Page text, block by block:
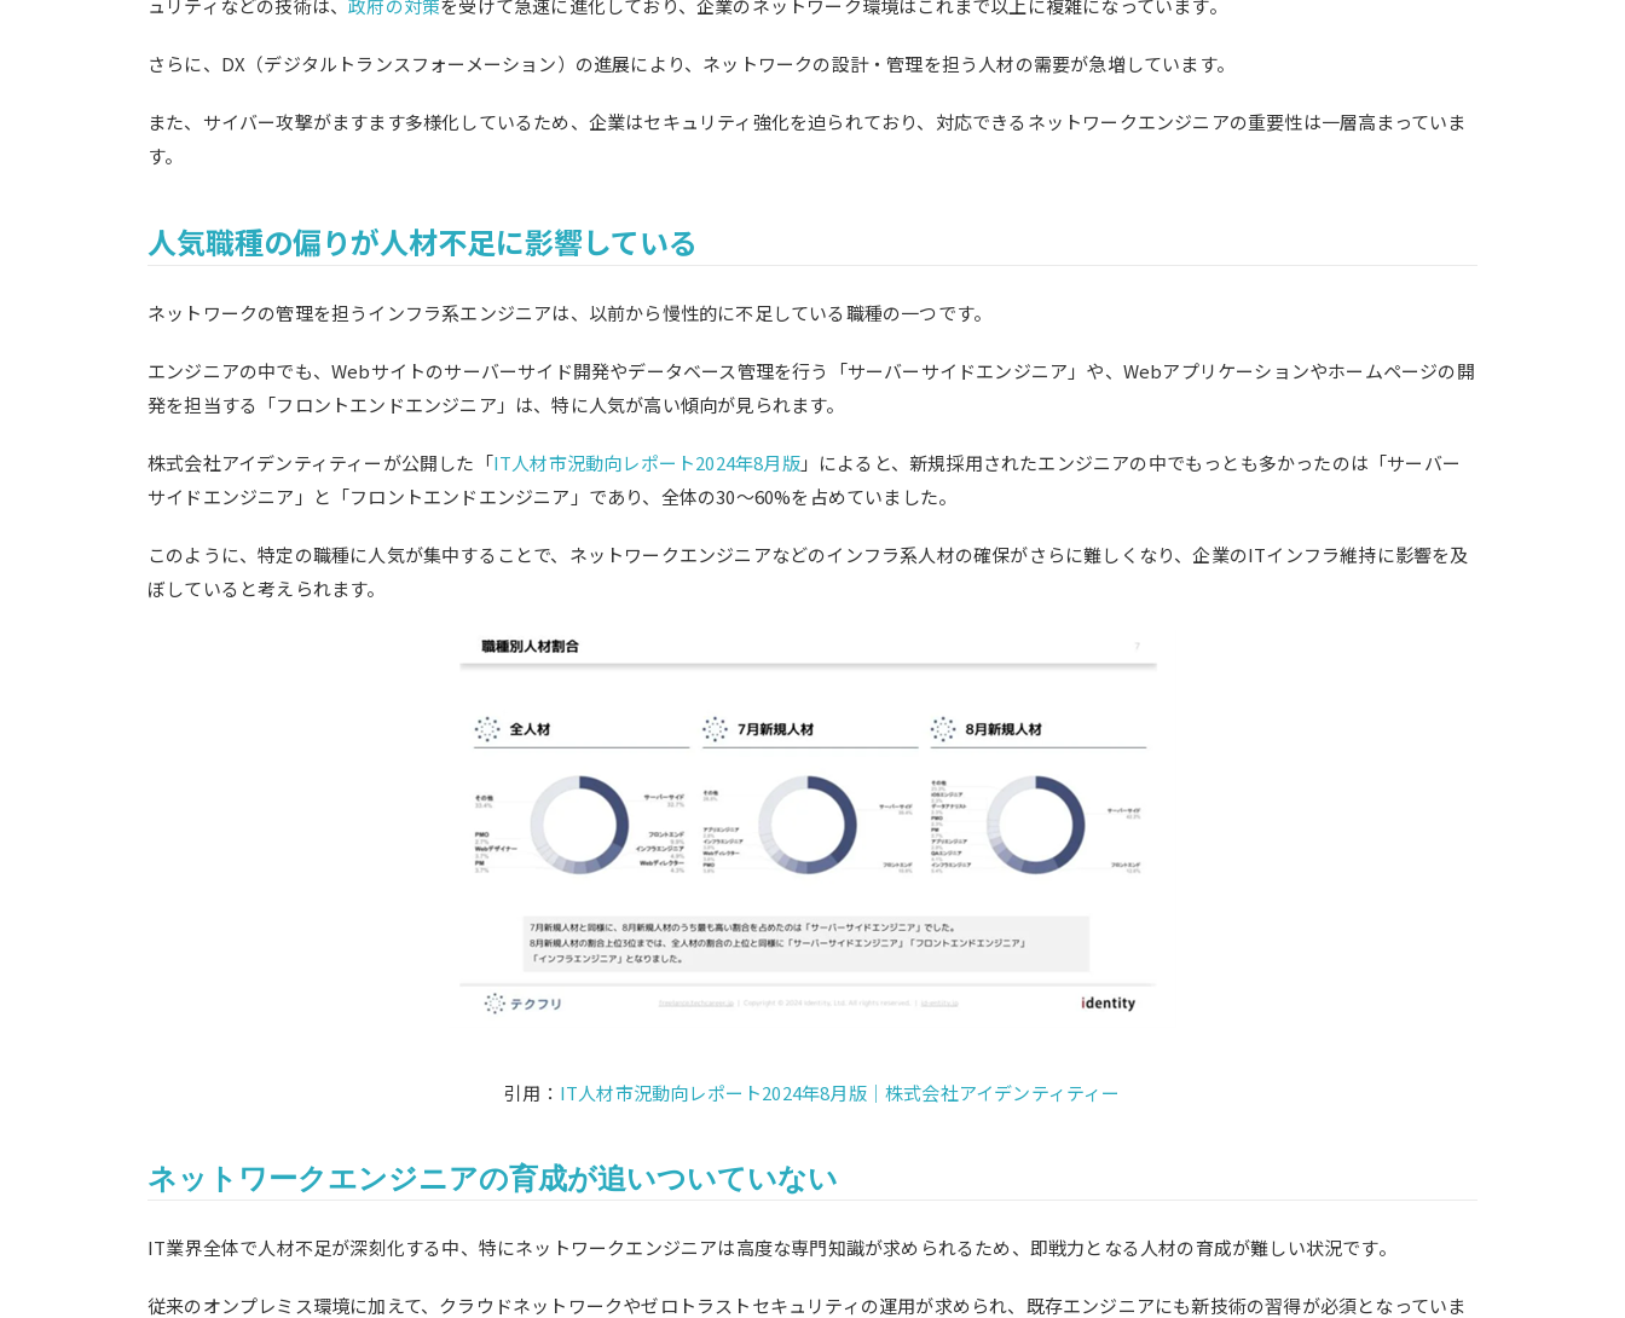
ュリティなどの技術は、政府の対策を受けて急速に進化しており、企業のネットワーク環境はこれまで以上に複雑になっています。
さらに、DX（デジタルトランスフォーメーション）の進展により、ネットワークの設計・管理を担う人材の需要が急増しています。
また、サイバー攻撃がますます多様化しているため、企業はセキュリティ強化を迫られており、対応できるネットワークエンジニアの重要性は一層高まっていま
す。
人気職種の偏りが人材不足に影響している
ネットワークの管理を担うインフラ系エンジニアは、以前から慢性的に不足している職種の一つです。
エンジニアの中でも、Webサイトのサーバーサイド開発やデータベース管理を行う「サーバーサイドエンジニア」や、Webアプリケーションやホームページの開
発を担当する「フロントエンドエンジニア」は、特に人気が高い傾向が見られます。
株式会社アイデンティティーが公開した「IT人材市況動向レポート2024年8月版」によると、新規採用されたエンジニアの中でもっとも多かったのは「サーバー
サイドエンジニア」と「フロントエンドエンジニア」であり、全体の30～60%を占めていました。
このように、特定の職種に人気が集中することで、ネットワークエンジニアなどのインフラ系人材の確保がさらに難しくなり、企業のITインフラ維持に影響を及
ぼしていると考えられます。
引用： IT人材市況動向レポート2024年8月版｜株式会社アイデンティティー
ネットワークエンジニアの育成が追いついていない
IT業界全体で人材不足が深刻化する中、特にネットワークエンジニアは高度な専門知識が求められるため、即戦力となる人材の育成が難しい状況です。
従来のオンプレミス環境に加えて、クラウドネットワークやゼロトラストセキュリティの運用が求められ、既存エンジニアにも新技術の習得が必須となっていま